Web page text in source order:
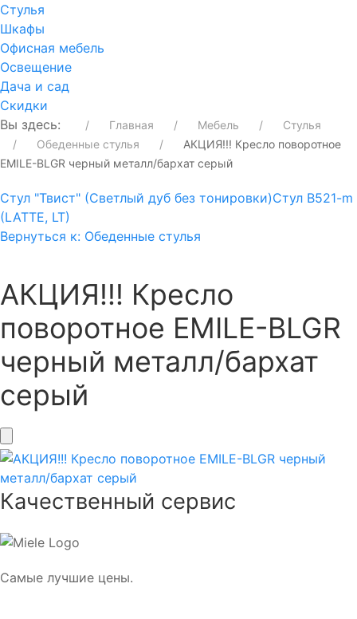
Стулья
Шкафы
Офисная мебель
Освещение
Дача и сад
Скидки
Вы здесь:
Главная Мебель
Стулья
Обеденные стулья
АКЦИЯ!!! Кресло поворотное
EMILE-BLGR черный металл/бархат серый
Стул "Твист" (Светлый дуб без тонировки)Стул B521-m
(LATTE, LT)
Вернуться к: Обеденные стулья
АКЦИЯ!!! Кресло
поворотное EMILE-BLGR
черный металл/бархат
серый
Качественный сервис
Самые лучшие цены.